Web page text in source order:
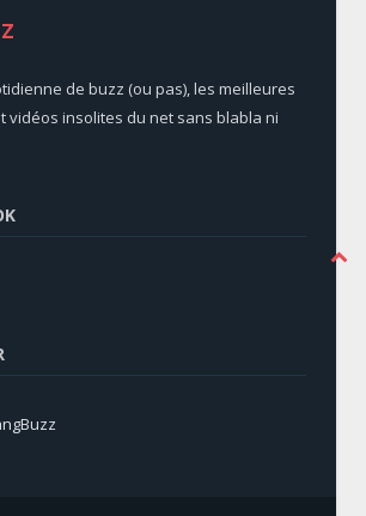
de buzz (ou pas), les meilleures
vidéos insolites du net sans blabla ni